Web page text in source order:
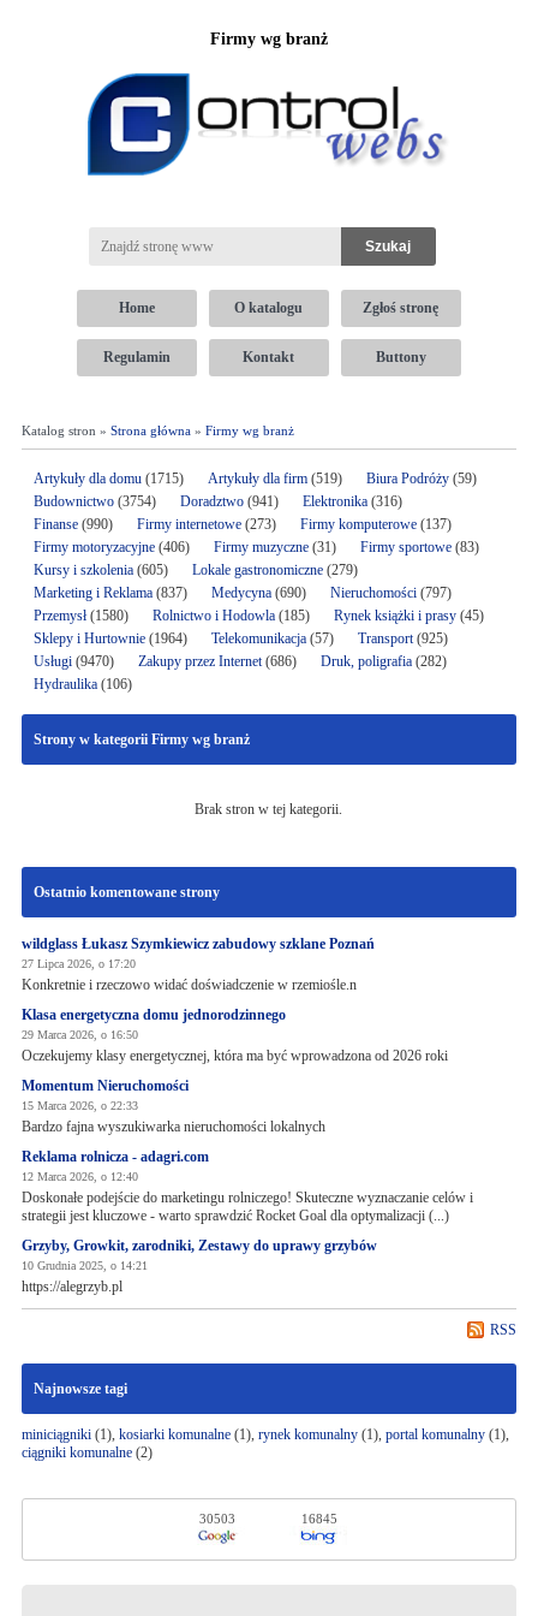
Firmy wg branż
Home O katalogu Zgłoś stronę
Regulamin Kontakt Buttony
Katalog stron » Strona główna» Firmy wg branż
Artykuły dla domu(1715) Artykuły dla firm(519) Biura Podróży(59)
Budownictwo(3754) Doradztwo(941) Elektronika (316)
Finanse(990) Firmy internetowe (273) Firmy komputerowe(137)
Firmy motoryzacyjne(406) Firmy muzyczne(31) Firmy sportowe(83)
Kursy i szkolenia(605) Lokale gastronomiczne(279)
Marketing i Reklama(837) Medycyna(690) Nieruchomości(797)
Przemysł(1580) Rolnictwo i Hodowla(185) Rynek książki i prasy(45)
Sklepy i Hurtownie(1964) Telekomunikacja(57) Transport(925)
Usługi(9470) Zakupy przez Internet(686) Druk, poligrafia(282)
Hydraulika(106)
Strony w kategorii Firmy wg branż
Brak stron w tej kategorii.
Ostatnio komentowane strony
wildglass Łukasz Szymkiewicz zabudowy szklane Poznań
27 Lipca 2026, o 17:20
Konkretnie i rzeczowo widać doświadczenie w rzemiośle.n
Klasa energetyczna domu jednorodzinnego
29 Marca 2026, o 16:50
Oczekujemy klasy energetycznej, która ma być wprowadzona od 2026 roki
Momentum Nieruchomości
15 Marca 2026, o 22:33
Bardzo fajna wyszukiwarka nieruchomości lokalnych
Reklama rolnicza - adagri.com
12 Marca 2026, o 12:40
Doskonałe podejście do marketingu rolniczego! Skuteczne wyznaczanie celów i
strategii jest kluczowe - warto sprawdzić Rocket Goal dla optymalizacji (...)
Grzyby, Growkit, zarodniki, Zestawy do uprawy grzybów
10 Grudnia 2025, o 14:21
https://alegrzyb.pl
RSS
Najnowsze tagi
miniciągniki(1), kosiarki komunalne(1), rynek komunalny(1), portal komunalny(1),
ciągniki komunalne(2)
30503 16845